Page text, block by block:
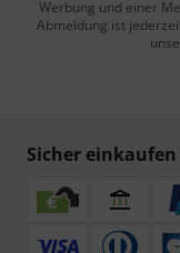
Werbung und einer
Abmeldung ist
Sicher